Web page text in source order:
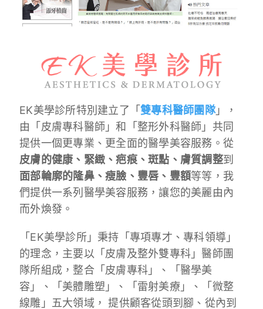
EK美學診所特別建立了「雙專科醫師團隊」，
由「皮膚專科醫師」和「整形外科醫師」共同
提供一個更專業、更全面的醫學美容服務。從
皮膚的健康、緊緻、疤痕、斑點、膚質調整到
面部輪廓的隆鼻、瘦臉、豐唇、豐額等等，我
們提供一系列醫學美容服務，讓您的美麗由內
而外煥發。
「EK美學診所」秉持「專項專才、專科領導」
的理念，主要以「皮膚及整外雙專科」醫師團
隊所組成，整合「皮膚專科」、「醫學美
容」、「美體雕塑」、「雷射美療」、「微整
線雕」五大領域， 提供顧客從頭到腳、從內到